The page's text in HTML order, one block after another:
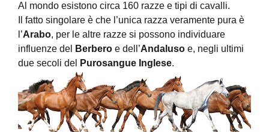
Al mondo esistono circa 160 razze e tipi di cavalli.
Il fatto singolare è che l’unica razza veramente pura è
l’Arabo, per le altre razze si possono individuare
influenze del
Berbero e dell’Andaluso e, negli ultimi
due secoli del
Purosangue Inglese.